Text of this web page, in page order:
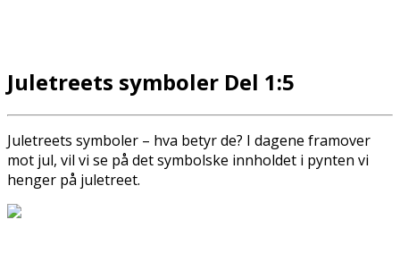
Juletreets symboler Del 1:5
Juletreets symboler – hva betyr de? I dagene framover
mot jul, vil vi se på det symbolske innholdet i pynten vi
henger på juletreet.